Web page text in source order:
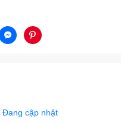
Đang cập nhật